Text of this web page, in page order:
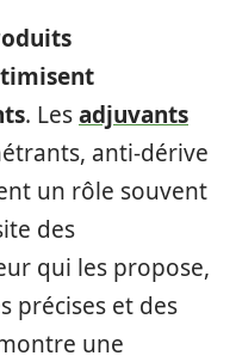
. Lesadjuvants
anti-dérive
un rôle souvent
des
qui les propose,
précises et des
une